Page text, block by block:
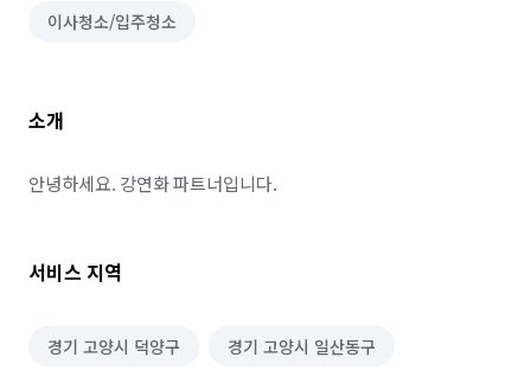
이사청소/입주청소
소개
안녕하세요. 강연화 파트너입니다.
서비스 지역
경기 고양시 덕양구 경기 고양시 일산동구